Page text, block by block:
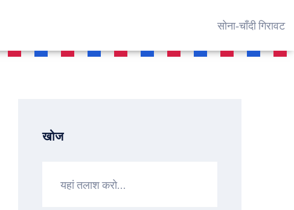
सोना‑चाँदी गिरावट
खोज